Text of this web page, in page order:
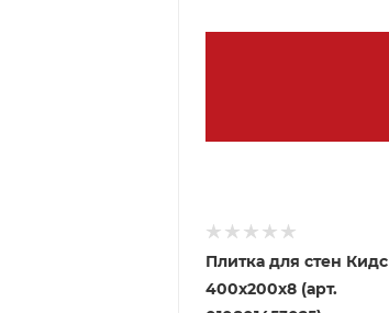
Плитка для стен Кидс
400х200х8 (арт.